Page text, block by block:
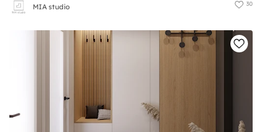
MIA studio 30